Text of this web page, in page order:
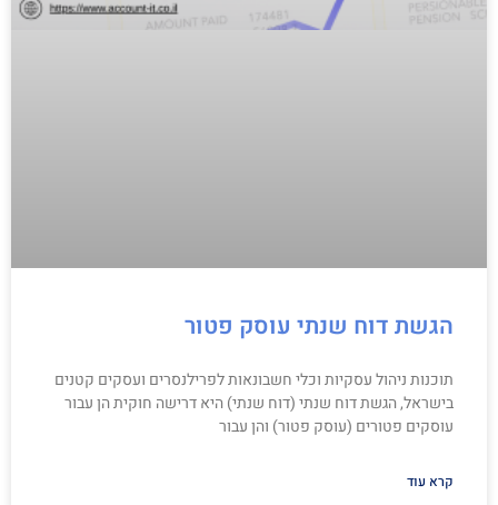
הגשת דוח שנתי עוסק פטור
תוכנות ניהול עסקיות וכלי חשבונאות לפרילנסרים ועסקים קטנים
בישראל, הגשת דוח שנתי (דוח שנתי) היא דרישה חוקית הן עבור
עוסקים פטורים (עוסק פטור) והן עבור
קרא עוד